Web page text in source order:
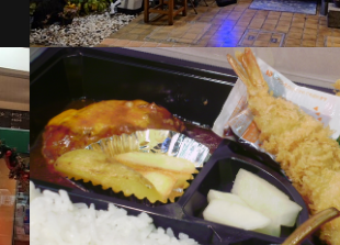
00
テイクアウト・デリバリー対
時間と同じ
配達可能エリア：水
ル
和食ダイニング
所在地：奥州市水沢東中
営業時間：11：00 ～